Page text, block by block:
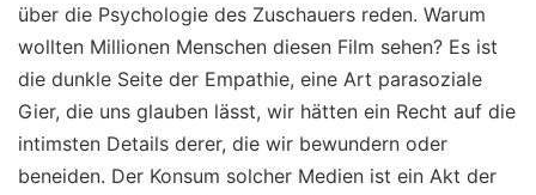
über die Psychologie des Zuschauers reden. Warum
wollten Millionen Menschen diesen Film sehen? Es ist
die dunkle Seite der Empathie, eine Art parasoziale
Gier, die uns glauben lässt, wir hätten ein Recht auf die
intimsten Details derer, die wir bewundern oder
beneiden. Der Konsum solcher Medien ist ein Akt der